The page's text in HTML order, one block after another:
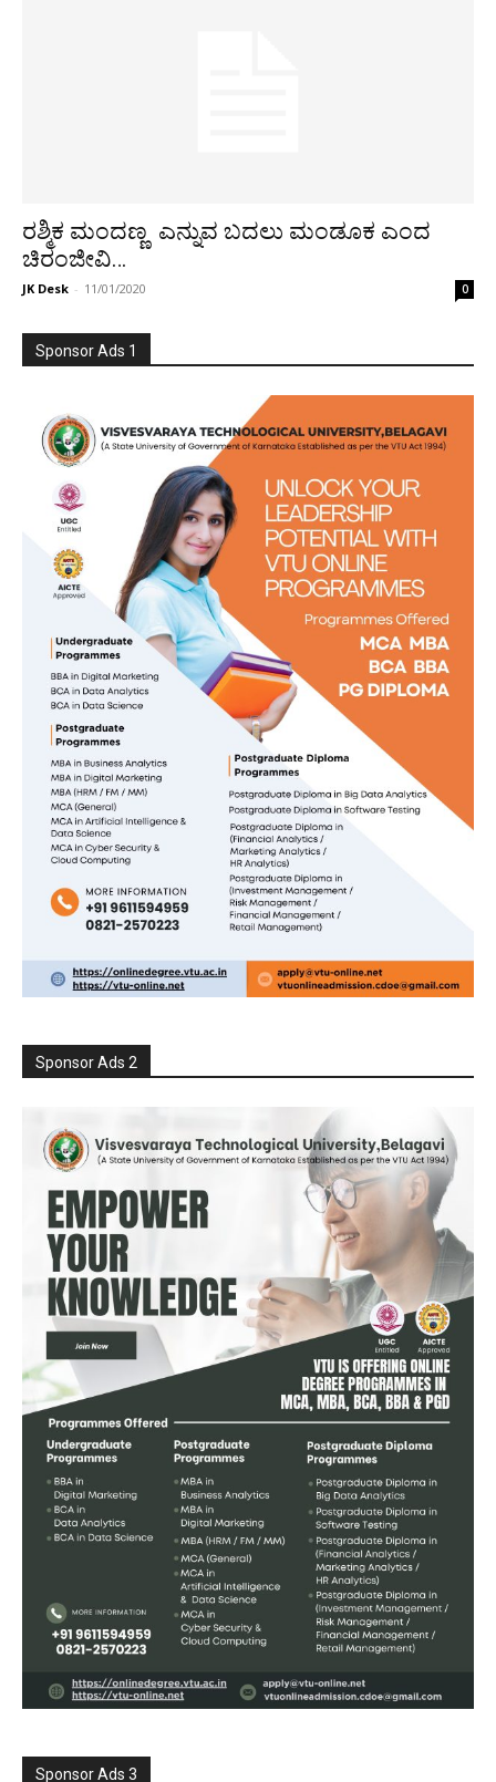
ರಶ್ಮಿಕ ಮಂದಣ್ಣ ಎನ್ನುವ ಬದಲು ಮಂಡೂಕ ಎಂದ
ಚಿರಂಜೀವಿ…
JK Desk - 11/01/2020 0
Sponsor Ads 1
Sponsor Ads 2
Sponsor Ads 3